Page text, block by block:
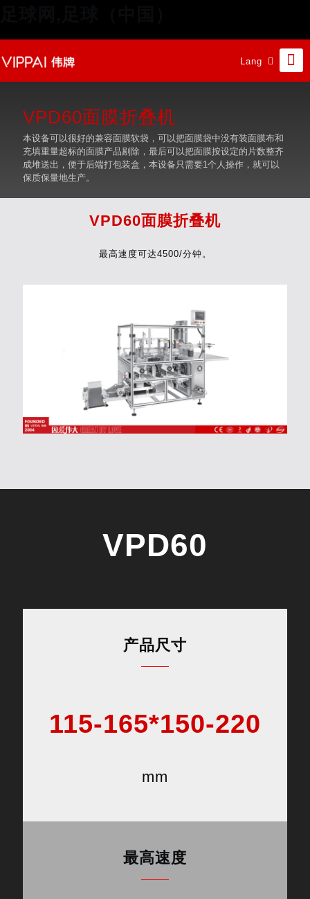
Lang
VPD60面膜折叠机
本设备可以很好的兼容面膜软袋，可以把面膜袋中没有装面膜布和
充填重量超标的面膜产品剔除，最后可以把面膜按设定的片数整齐
成堆送出，便于后端打包装盒，本设备只需要1个人操作，就可以
保质保量地生产。
VPD60面膜折叠机
最高速度可达4500/分钟。
VPD60
产品尺寸
115-165*150-220
mm
最高速度